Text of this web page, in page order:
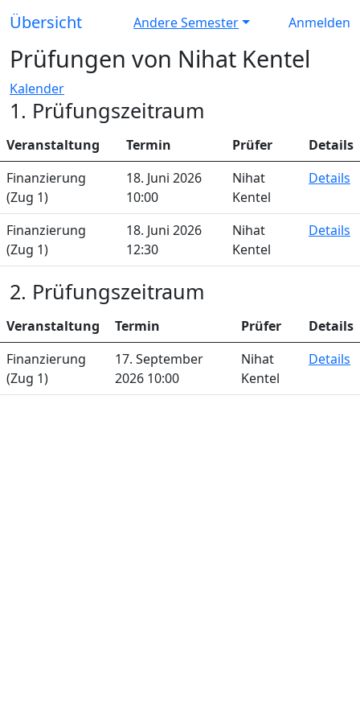
Übersicht Andere Semester Anmelden
Prüfungen von Nihat Kentel
Kalender
1. Prüfungszeitraum
Veranstaltung Termin Prüfer
Details
Finanzierung
(Zug 1)
18. Juni 2026
10:00
Nihat
Kentel
Details
Finanzierung
(Zug 1)
18. Juni 2026
12:30
Nihat
Kentel
Details
2. Prüfungszeitraum
Veranstaltung Termin Prüfer
Details
Finanzierung
(Zug 1)
17. September
2026 10:00
Nihat
Kentel
Details